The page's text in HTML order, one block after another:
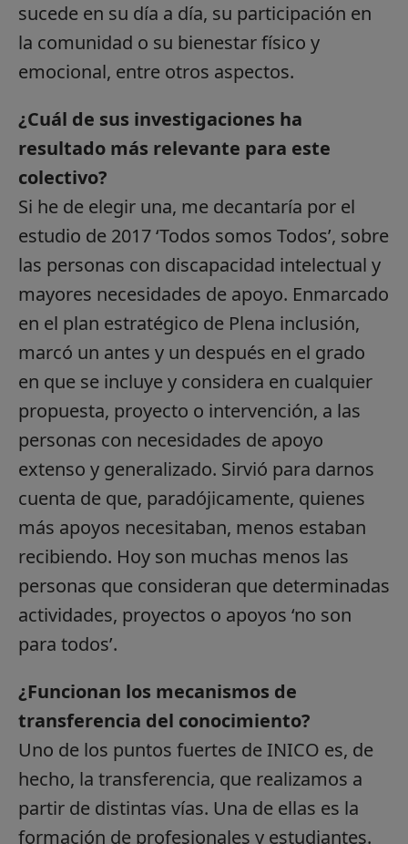
sucede en su día a día, su participación en
la comunidad o su bienestar físico y
emocional, entre otros aspectos.
¿Cuál de sus investigaciones ha
resultado más relevante para este
colectivo?
Si he de elegir una, me decantaría por el
estudio de 2017 ‘Todos somos Todos’, sobre
las personas con discapacidad intelectual y
mayores necesidades de apoyo. Enmarcado
en el plan estratégico de Plena inclusión,
marcó un antes y un después en el grado
en que se incluye y considera en cualquier
propuesta, proyecto o intervención, a las
personas con necesidades de apoyo
extenso y generalizado. Sirvió para darnos
cuenta de que, paradójicamente, quienes
más apoyos necesitaban, menos estaban
recibiendo. Hoy son muchas menos las
personas que consideran que determinadas
actividades, proyectos o apoyos ‘no son
para todos’.
¿Funcionan los mecanismos de
transferencia del conocimiento?
Uno de los puntos fuertes de INICO es, de
hecho, la transferencia, que realizamos a
partir de distintas vías. Una de ellas es la
formación de profesionales y estudiantes.